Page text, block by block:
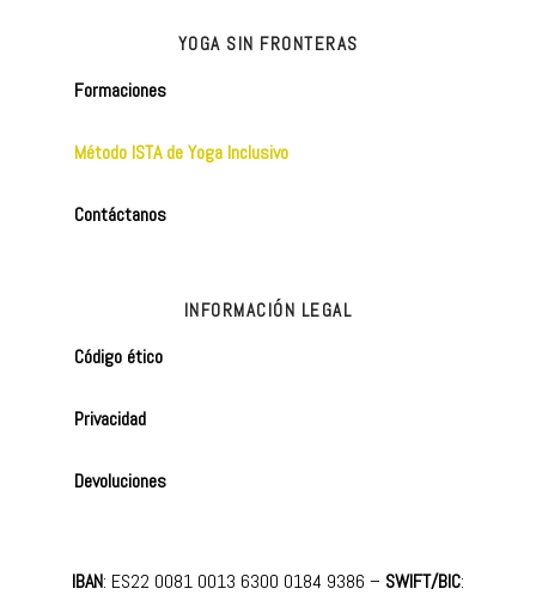
YOGA SIN FRONTERAS
Formaciones
Método ISTA de Yoga Inclusivo
Contáctanos
INFORMACIÓN LEGAL
Código ético
Privacidad
Devoluciones
IBAN: ES22 0081 0013 6300 0184 9386 – SWIFT/BIC: